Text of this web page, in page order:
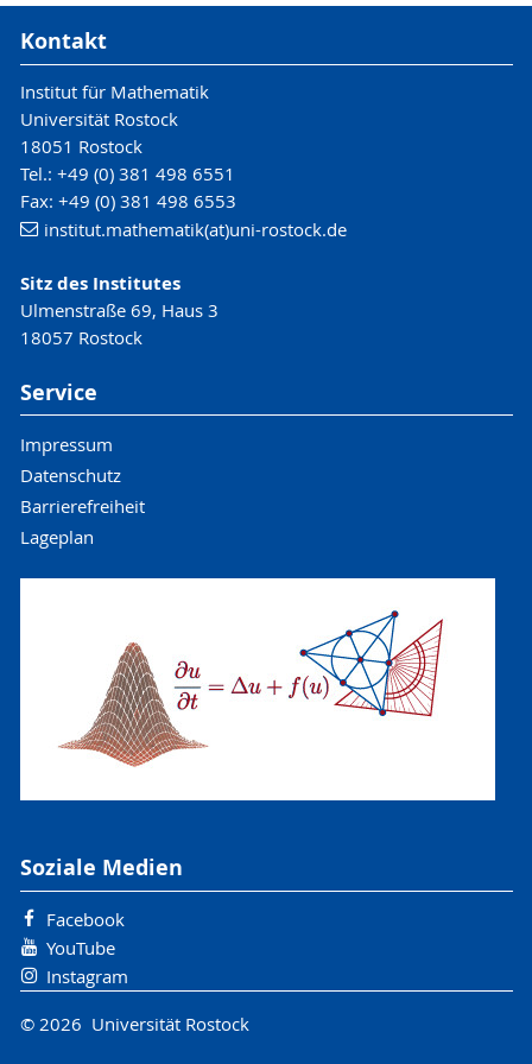
Kontakt
Institut für Mathematik
Universität Rostock
18051 Rostock
Tel.: +49 (0) 381 498 6551
Fax: +49 (0) 381 498 6553
institut.mathematik(at)uni-rostock.de
Sitz des Institutes
Ulmenstraße 69, Haus 3
18057 Rostock
Service
Impressum
Datenschutz
Barrierefreiheit
Lageplan
Soziale Medien
Facebook
YouTube
Instagram
© 2026 Universität Rostock